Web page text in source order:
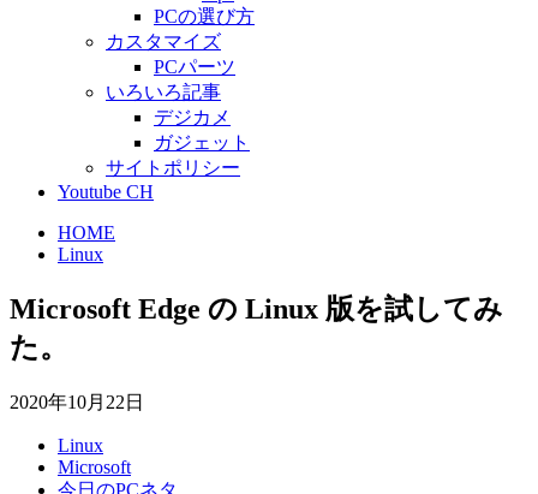
PCの選び方
カスタマイズ
PCパーツ
いろいろ記事
デジカメ
ガジェット
サイトポリシー
Youtube CH
HOME
Linux
Microsoft Edge の Linux 版を試してみ
た。
2020年10月22日
Linux
Microsoft
今日のPCネタ